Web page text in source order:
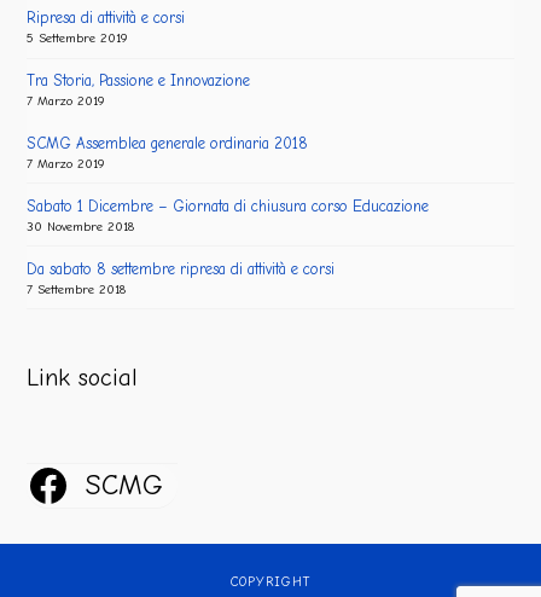
Ripresa di attività e corsi
5 Settembre 2019
Tra Storia, Passione e Innovazione
7 Marzo 2019
SCMG Assemblea generale ordinaria 2018
7 Marzo 2019
Sabato 1 Dicembre – Giornata di chiusura corso Educazione
30 Novembre 2018
Da sabato 8 settembre ripresa di attività e corsi
7 Settembre 2018
Link social
SCMG
COPYRIGHT